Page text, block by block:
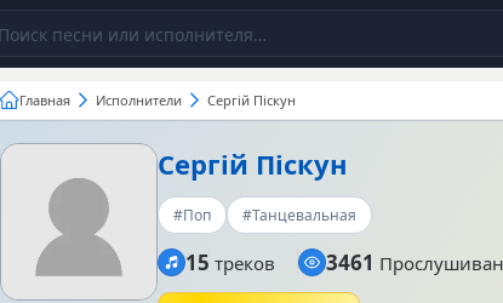
Главная Исполнители Сергій Піскун
Сергій Піскун
#Поп #Танцевальная
15 треков 3461